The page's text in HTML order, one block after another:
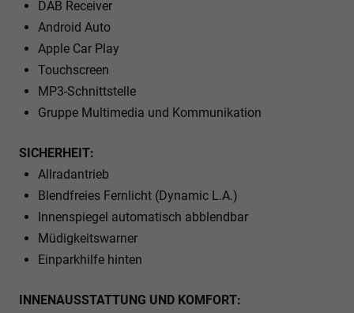
DAB Receiver
Android Auto
Apple Car Play
Touchscreen
MP3-Schnittstelle
Gruppe Multimedia und Kommunikation
SICHERHEIT:
Allradantrieb
Blendfreies Fernlicht (Dynamic L.A.)
Innenspiegel automatisch abblendbar
Müdigkeitswarner
Einparkhilfe hinten
INNENAUSSTATTUNG UND KOMFORT: